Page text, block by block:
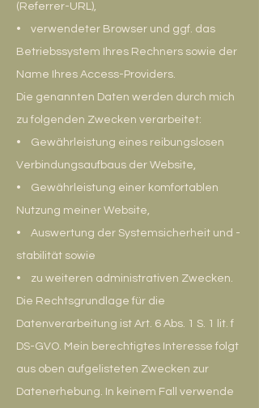
(Referrer-URL),
• verwendeter Browser und ggf. das
Betriebssystem Ihres Rechners sowie der
Name Ihres Access-Providers.
Die genannten Daten werden durch mich
zu folgenden Zwecken verarbeitet:
• Gewährleistung eines reibungslosen
Verbindungsaufbaus der Website,
• Gewährleistung einer komfortablen
Nutzung meiner Website,
• Auswertung der Systemsicherheit und -
stabilität sowie
• zu weiteren administrativen Zwecken.
Die Rechtsgrundlage für die
Datenverarbeitung ist Art. 6 Abs. 1 S. 1 lit. f
DS-GVO. Mein berechtigtes Interesse folgt
aus oben aufgelisteten Zwecken zur
Datenerhebung. In keinem Fall verwende